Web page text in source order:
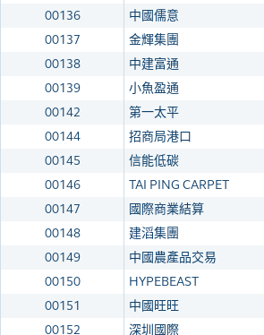
00136
中國儒意
00137
金輝集團
00138
中建富通
00139
小魚盈通
00142
第一太平
00144
招商局港口
00145
信能低碳
00146
TAI PING CARPET
00147
國際商業結算
00148
建滔集團
00149
中國農產品交易
00150
HYPEBEAST
00151
中國旺旺
00152
深圳國際